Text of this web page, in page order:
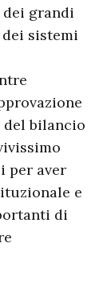
dei grandi
sistemi
del bilancio
per aver
e
di